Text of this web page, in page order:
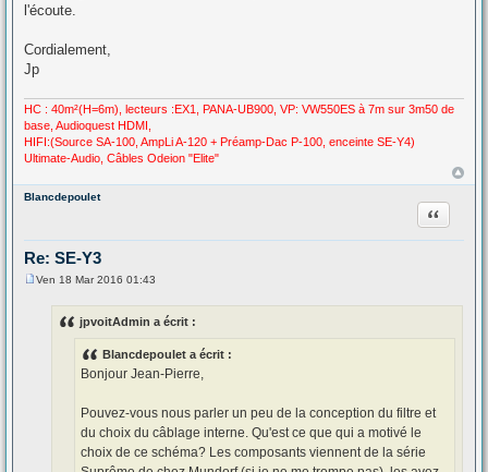
l'écoute.
Cordialement,
Jp
HC : 40m²(H=6m), lecteurs :EX1, PANA-UB900, VP: VW550ES à 7m sur 3m50 de
base, Audioquest HDMI,
HIFI:(Source SA-100, AmpLi A-120 + Préamp-Dac P-100, enceinte SE-Y4)
Ultimate-Audio, Câbles Odeion "Elite"
Blancdepoulet
Re: SE-Y3
Citation
Ven 18 Mar 2016 01:43
jpvoitAdmin a écrit :
Blancdepoulet a écrit :
Bonjour Jean-Pierre,
Pouvez-vous nous parler un peu de la conception du filtre et
du choix du câblage interne. Qu'est ce que qui a motivé le
choix de ce schéma? Les composants viennent de la série